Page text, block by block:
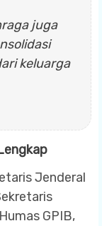
juga
keluarga
Jenderal
GPIB,